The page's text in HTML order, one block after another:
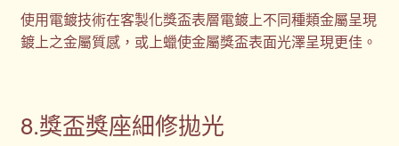
使用電鍍技術在客製化獎盃表層電鍍上不同種類金屬呈現
鍍上之金屬質感，或上蠟使金屬獎盃表面光澤呈現更佳。
8.獎盃獎座細修拋光